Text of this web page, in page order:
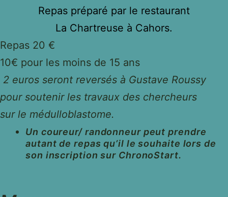
Repas préparé par le restaurant
La Chartreuse à Cahors.
Repas 20 €
10€ pour les moins de 15 ans
2 euros seront reversés à Gustave Roussy
pour soutenir les travaux des chercheurs
sur le médulloblastome.
Un coureur/ randonneur peut prendre
autant de repas qu’il le souhaite lors de
son inscription sur ChronoStart.